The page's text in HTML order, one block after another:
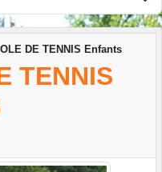
DE TENNIS Enfants
TENNIS